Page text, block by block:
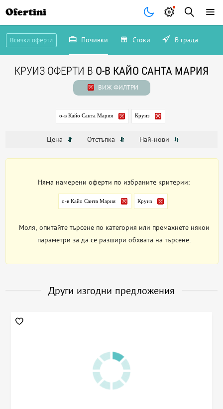
Ofertini
Всички оферти Почивки Стоки В града
КРУИЗ ОФЕРТИ В О-В КАЙО САНТА МАРИЯ
ВИЖ ФИЛТРИ
о-в Кайо Санта Мария Круиз
Цена Отстъпка Най-нови
Няма намерени оферти по избраните критерии:
о-в Кайо Санта Мария Круиз
Моля, опитайте търсене по категория или премахнете някои
параметри за да се разшири обхвата на търсене.
Други изгодни предложения